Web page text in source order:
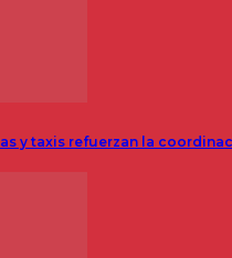
y taxis refuerzan la